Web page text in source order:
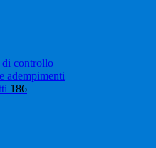
controllo
adempimenti
186